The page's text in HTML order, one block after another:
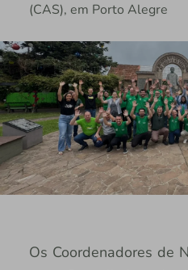
(CAS), em Porto Alegre
Os Coordenadores de